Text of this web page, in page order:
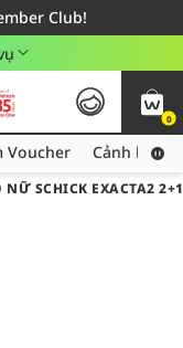
Club!
từ 249,000Đ
TP. Hồ Chí Minh
0
Voucher Cảnh báo
NỮ SCHICK EXACTA2